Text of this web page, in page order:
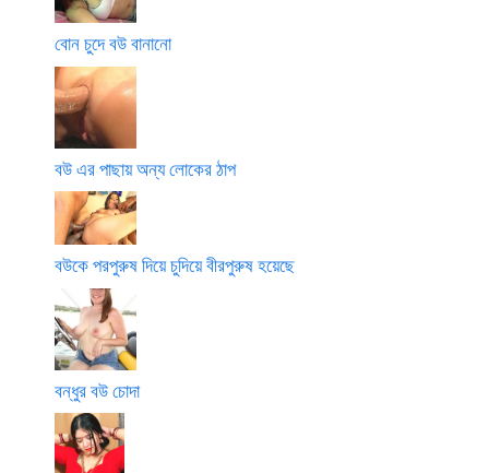
বোন চুদে বউ বানানো
বউ এর পাছায় অন্য লোকের ঠাপ
বউকে পরপুরুষ দিয়ে চুদিয়ে বীরপুরুষ হয়েছে
বন্ধুর বউ চোদা